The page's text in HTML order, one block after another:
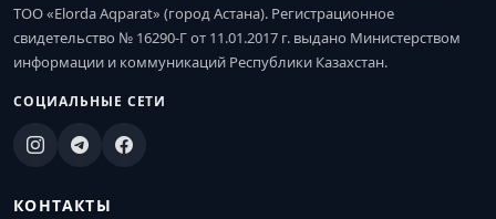
ТОО «Elorda Aqparat» (город Астана). Регистрационное
свидетельство № 16290-Г от 11.01.2017 г. выдано Министерством
информации и коммуникаций Республики Казахстан.
СОЦИАЛЬНЫЕ СЕТИ
КОНТАКТЫ